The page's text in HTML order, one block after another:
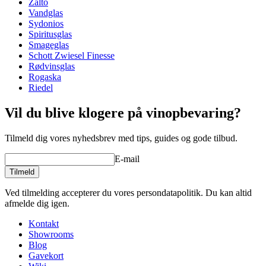
din yndlingsvin.
Uanset om du er garvet vinkender eller lige er begyndt din vinrejse,
er Spiegelau Authentis-vinglassene et fremragende valg til at
forbedre din vindrikningsoplevelse. Oplev den perfekte balance
mellem elegance og holdbarhed med Spiegelau Authentis vinglas.
Glasset er velegnet til tørre, tanninholdige og forholdsvist tætte vine
på for eksempel cabernet sauvignon, merlot, sangiovese, malbec
Højde: 23,2 cm
Diameter: 9,6 cm
Produktsortiment
GlasKrystalglas, Rødvingglas
GlastypeBordeauxglas
Diameter (cm)9.6
Kapacitet (cl)65
Andet
Zalto
Vandglas
Sydonios
Spiritusglas
Smageglas
Schott Zwiesel Finesse
Rødvinsglas
Rogaska
Riedel
Vil du blive klogere på vinopbevaring?
Tilmeld dig vores nyhedsbrev med tips, guides og gode tilbud.
E-mail
Tilmeld
Ved tilmelding accepterer du vores persondatapolitik. Du kan altid
afmelde dig igen.
Kontakt
Showrooms
Blog
Gavekort